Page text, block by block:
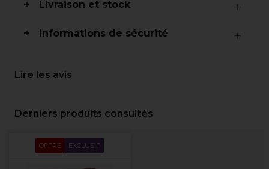
Livraison et stock
Informations de sécurité
Lire les avis
Derniers produits consultés
OFFRE EXCLUSIF